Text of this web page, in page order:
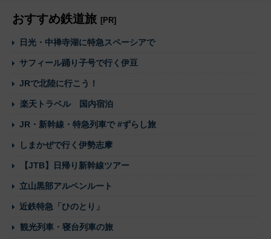
おすすめ鉄道旅 [PR]
日光・中禅寺湖に特急スペーシアで
サフィール踊り子号で行く伊豆
JRで北陸に行こう！
楽天トラベル 国内宿泊
JR・新幹線・特急列車で #ずらし旅
しまかぜで行く伊勢志摩
【JTB】日帰り新幹線ツアー
立山黒部アルペンルート
近鉄特急「ひのとり」
観光列車・寝台列車の旅